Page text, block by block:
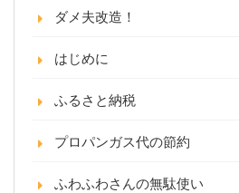
ダメ夫改造！
はじめに
ふるさと納税
プロパンガス代の節約
ふわふわさんの無駄使い